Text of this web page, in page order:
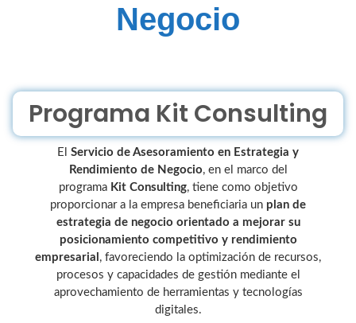
Negocio
Programa Kit Consulting
El Servicio de Asesoramiento en Estrategia y
Rendimiento de Negocio, en el marco del
programa Kit Consulting, tiene como objetivo
proporcionar a la empresa beneficiaria un plan de
estrategia de negocio orientado a mejorar su
posicionamiento competitivo y rendimiento
empresarial , favoreciendo la optimización de recursos,
procesos y capacidades de gestión mediante el
aprovechamiento de herramientas y tecnologías
digitales.